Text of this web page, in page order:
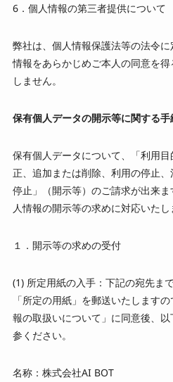
6．個人情報の第三者提供について
弊社は、個人情報保護法等の法令
情報をあらかじめご本人の同意を
しません。
保有個人データの開示等に関する手
保有個人データについて、「利用
正、追加または削除、利用の停止
停止」（開示等）のご請求が出来
人情報の開示等の求めに対応いたし
１．開示等の求めの受付
(1) 所定用紙の入手：下記の宛先ま
「所定の用紙」を郵送いたします
報の取扱いについて」に同意後、
参ください。
名称：株式会社AI BOT